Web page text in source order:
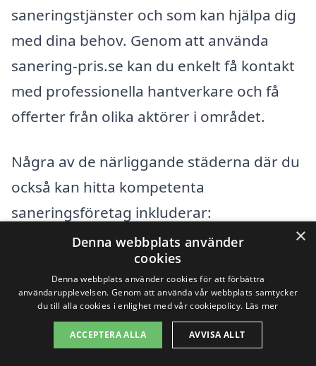
saneringstjänster och som kan hjälpa dig
med dina behov. Genom att använda
sanering-pris.se kan du enkelt få kontakt
med professionella hantverkare och få
offerter från olika aktörer i området.
Några av de närliggande städerna där du
också kan hitta kompetenta
saneringsföretag inkluderar:
Bureå
Boliden
×
Denna webbplats använder
cookies
Denna webbplats använder cookies för att förbättra
användarupplevelsen. Genom att använda vår webbplats samtycker
du till alla cookies i enlighet med vår cookiepolicy. Läs mer
ACCEPTERA ALLA AVVISA ALLT